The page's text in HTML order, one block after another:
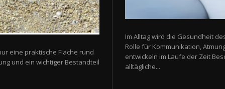
eine praktische Fläche rund
und ein wichtiger Bestandteil
Im Alltag wird die Gesundheit
Rolle für Kommunikation,
entwickeln im Laufe der Zeit
alltägliche...